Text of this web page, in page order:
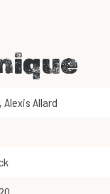
, Alexis Allard